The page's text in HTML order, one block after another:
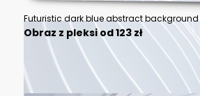
Obraz z pleksi od 123 zł